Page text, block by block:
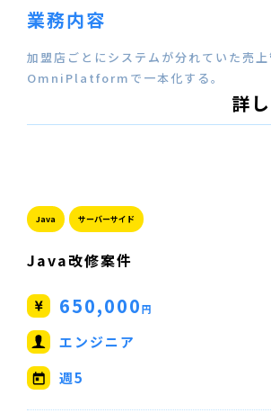
業務内容
加盟店ごとにシステムが分れていた売
OmniPlatformで一本化する。
詳
Java サーバーサイド
Java改修案件
650,000円
エンジニア
週5